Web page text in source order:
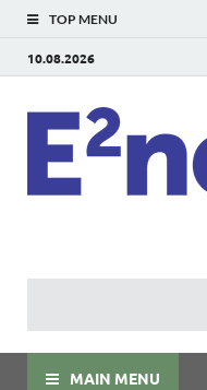
TOP MENU
10.08.2026
MAIN MENU